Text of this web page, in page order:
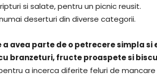
si salate, pentru un picnic reusit.
deserturi din diverse categorii.
avea parte de o petrecere simpla si
branzeturi, fructe proaspete si
a incerca diferite feluri de